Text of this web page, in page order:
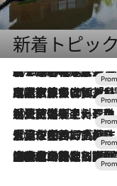
新着トピッ
2026.8.7
【トンボの足水浴】ヒノキの香りに包まれて涼感マックス！約13℃の湧水かけ流しを避暑地「星野温泉 トンボの湯」で体験
2026.7.31
【ホテル帰省】という選択肢をOMOが提案。家族とほどよい距離を保つには「昼は実家、夜は気兼ねなくホテルで！」
2026.7.24
【夏限定ディナーコース】旬を迎える稚鮎や花ズッキーニなどをイタリア・トスカーナの郷土料理の手法で満喫！
2026.7.17
「土佐和ハーブかき氷」がOMO7高知に登場！生姜、山椒、大葉など目にも舌にも涼を呼ぶ郷土の味
2026.7.10
NEW OPEN！【界 草津】名湯の地に誕生。趣の異なる2種の温泉と上州ならではの会席・蕎麦割烹など美食を味わう究極の癒やし旅